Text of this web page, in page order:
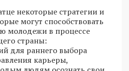
некоторые стратегии и
могут способствовать
молодежи в процессе
страны:
для раннего выбора
карьеры,